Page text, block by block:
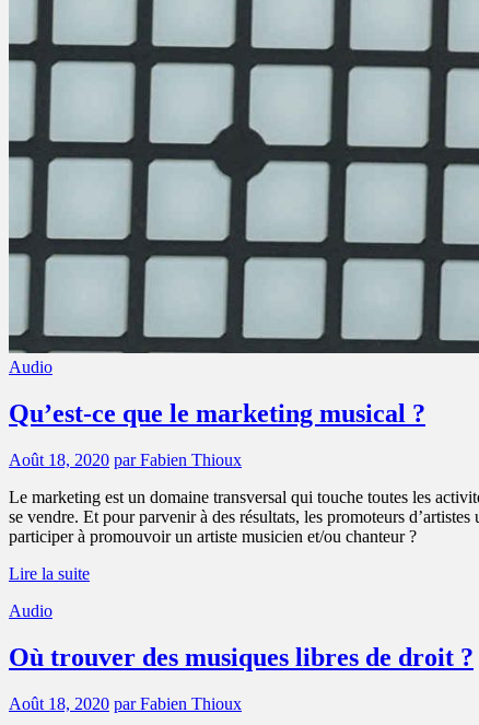
Audio
Qu’est-ce que le marketing musical ?
Août 18, 2020 par Fabien Thioux
Le marketing est un domaine transversal qui touche toutes les
se vendre. Et pour parvenir à des résultats, les promoteurs
participer à promouvoir un artiste musicien et/ou chanteur ?
Lire la suite
Audio
Où trouver des musiques libres de droit ?
Août 18, 2020 par Fabien Thioux